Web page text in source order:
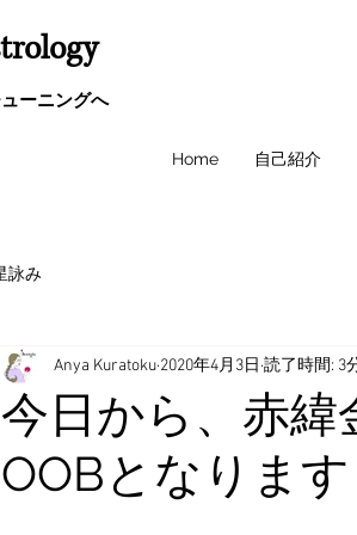
ーニングへ
Home 自己紹介
詠み
今日から、赤
OOBとなります
Anya Kuratoku 2020年4月3日 読了時間: 3